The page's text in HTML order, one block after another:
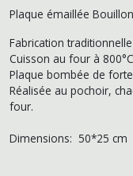
Plaque émaillée
Fabrication
Cuisson au four à
Plaque bombée de
Réalisée au pochoir,
four.
Dimensions: 50*25 cm